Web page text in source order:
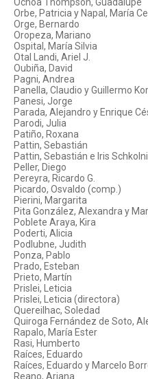
Orbe, Patricia y Napal, María
Orge, Bernardo
Oropeza, Mariano
Ospital, María Silvia
Otal Landi, Ariel J.
Oubiña, David
Pagni, Andrea
Panella, Claudio y Guillermo
Panesi, Jorge
Parada, Alejandro y Enrique
Parodi, Julia
Patiño, Roxana
Pattin, Sebastián
Pattin, Sebastián e Iris
Peller, Diego
Pereyra, Ricardo G.
Picardo, Osvaldo (comp.)
Pierini, Margarita
Pita González, Alexandra y
Poblete Araya, Kira
Poderti, Alicia
Podlubne, Judith
Ponza, Pablo
Prado, Esteban
Prieto, Martín
Prislei, Leticia
Prislei, Leticia (directora)
Quereilhac, Soledad
Quiroga Fernández de Soto,
Rapalo, María Ester
Rasi, Humberto
Raíces, Eduardo
Raíces, Eduardo y Marcelo
Reano, Ariana